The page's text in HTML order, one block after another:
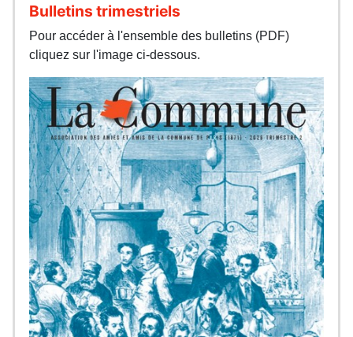
Bulletins trimestriels
Pour accéder à l'ensemble des bulletins (PDF)
cliquez sur l'image ci-dessous.